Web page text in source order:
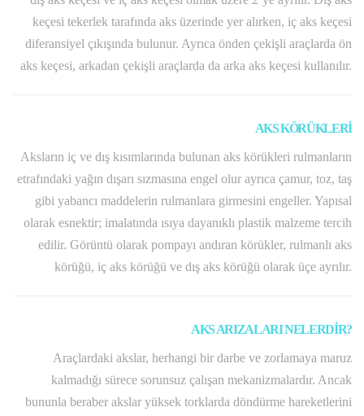
keçesi tekerlek tarafında aks üzerinde yer alırken, iç aks keçesi
diferansiyel çıkışında bulunur. Ayrıca önden çekişli araçlarda ön
aks keçesi, arkadan çekişli araçlarda da arka aks keçesi kullanılır.
AKS KÖRÜKLERİ
Aksların iç ve dış kısımlarında bulunan aks körükleri rulmanların
etrafındaki yağın dışarı sızmasına engel olur ayrıca çamur, toz, taş
gibi yabancı maddelerin rulmanlara girmesini engeller. Yapısal
olarak esnektir; imalatında ısıya dayanıklı plastik malzeme tercih
edilir. Görüntü olarak pompayı andıran körükler, rulmanlı aks
körüğü, iç aks körüğü ve dış aks körüğü olarak üçe ayrılır.
AKS ARIZALARI NELERDİR?
Araçlardaki akslar, herhangi bir darbe ve zorlamaya maruz
kalmadığı sürece sorunsuz çalışan mekanizmalardır. Ancak
bununla beraber akslar yüksek torklarda döndürme hareketlerini